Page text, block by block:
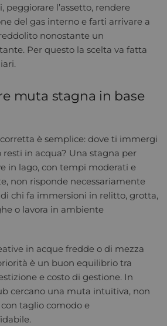
l’assetto, rendere
del gas interno e farti arrivare a
nonostante un
Per questo la scelta va fatta
muta stagna in base
è semplice: dove ti immergi
in acqua? Una stagna per
in lago, con tempi moderati e
non risponde necessariamente
di chi fa immersioni in relitto, grotta,
o lavora in ambiente
in acque fredde o di mezza
è un buon equilibrio tra
e costo di gestione. In
cercano una muta intuitiva, non
taglio comodo e